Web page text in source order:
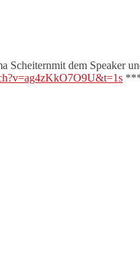
Scheiternmit dem Speaker